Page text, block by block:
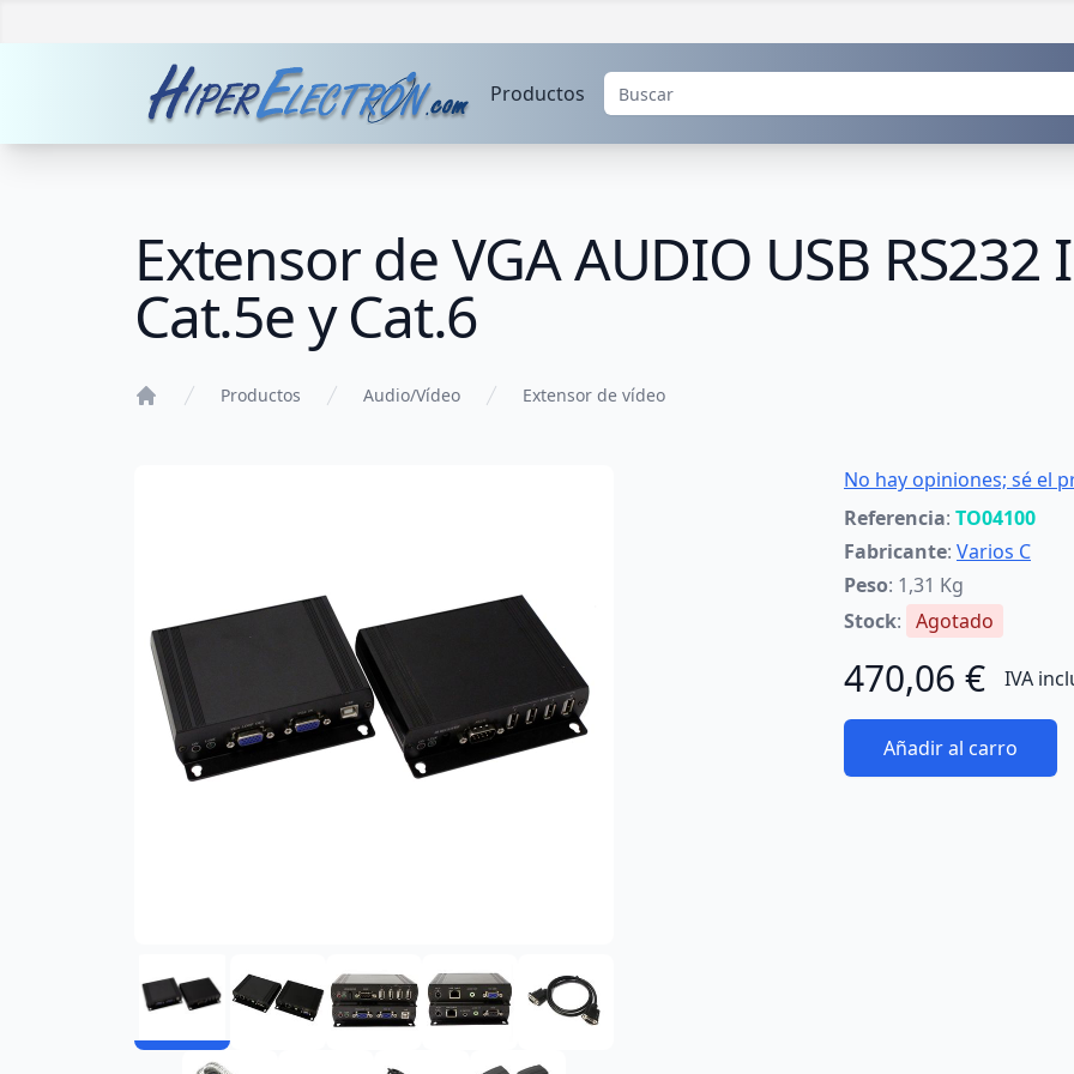
Productos
Extensor de VGA AUDIO USB RS232
Cat.5e y Cat.6
Productos Audio/Vídeo Extensor de vídeo
No hay opiniones; sé el
Referencia: TO04100
Fabricante: Varios C
Peso: 1,31 Kg
Stock: Agotado
470,06 € IVA
Añadir al carro